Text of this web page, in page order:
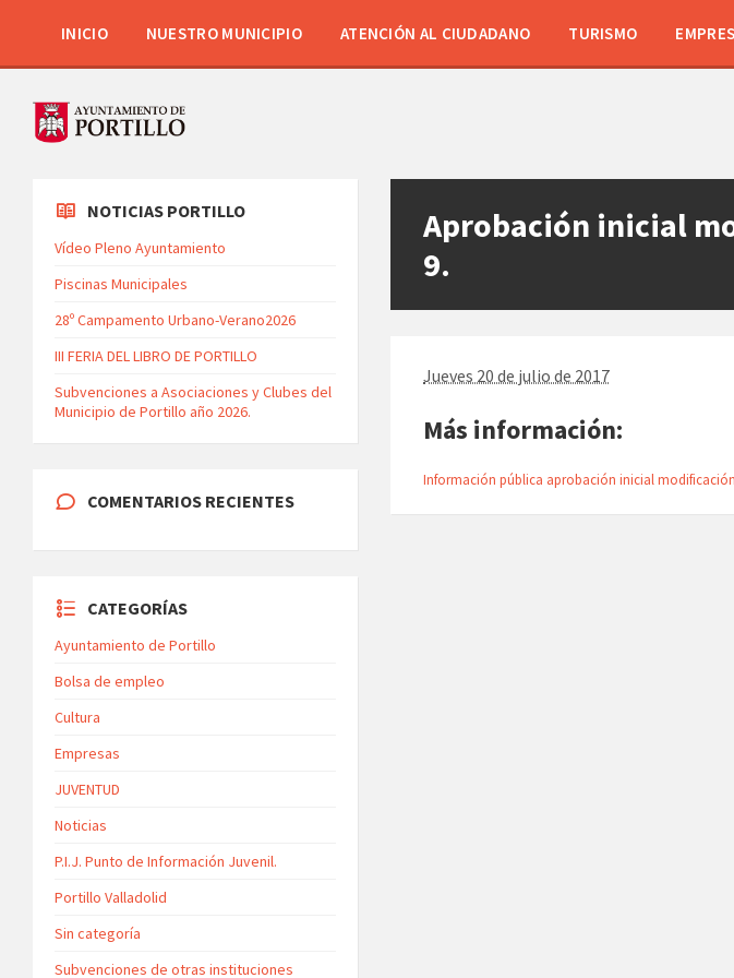
INICIO NUESTRO MUNICIPIO ATENCIÓN AL CIUDADANO TURISMO
Aprobación inicial
9.
Jueves 20 de julio de 2017
Más información:
Información pública aprobación inicial
NOTICIAS PORTILLO
Vídeo Pleno Ayuntamiento
Piscinas Municipales
28º Campamento Urbano-Verano2026
III FERIA DEL LIBRO DE PORTILLO
Subvenciones a Asociaciones y Clubes del
Municipio de Portillo año 2026.
COMENTARIOS RECIENTES
CATEGORÍAS
Ayuntamiento de Portillo
Bolsa de empleo
Cultura
Empresas
JUVENTUD
Noticias
P.I.J. Punto de Información Juvenil.
Portillo Valladolid
Sin categoría
Subvenciones de otras instituciones